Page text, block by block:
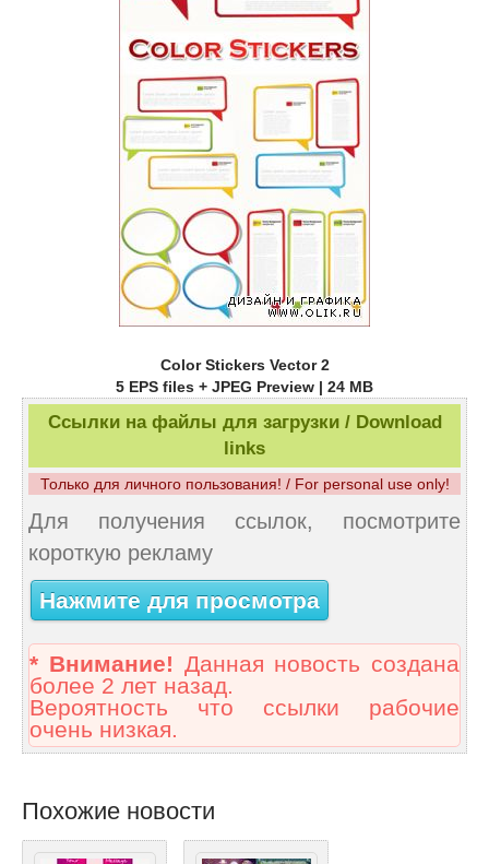
Color Stickers Vector 2
5 EPS files + JPEG Preview | 24 MB
Ссылки на файлы для загрузки / Download
links
Только для личного пользования! / For personal use only!
Для получения ссылок, посмотрите
короткую рекламу
Нажмите для просмотра
* Внимание! Данная новость создана
более 2 лет назад.
Вероятность что ссылки рабочие
очень низкая.
Похожие новости